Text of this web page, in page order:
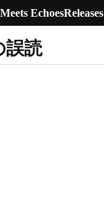
EchoesReleases
誤読